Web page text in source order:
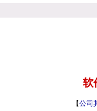
软
【公司